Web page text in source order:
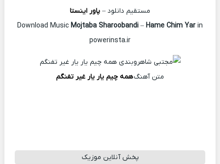
مستقیم دانلود – پاور اینستا
Mojtaba Sharoobandi– Hame Chim Yar in
powerinsta.ir
متن آهنگهمه چیم یار یار غیر تفنگم
پخش آنلاین موزیک